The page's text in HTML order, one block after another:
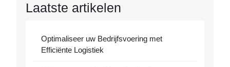
Laatste artikelen
Optimaliseer uw Bedrijfsvoering met
Efficiënte Logistiek